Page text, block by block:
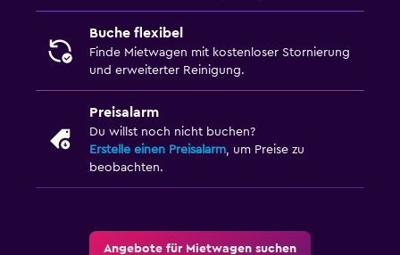
Buche flexibel
Finde Mietwagen mit kostenloser Stornierung
und erweiterter Reinigung.
Preisalarm
Du willst noch nicht buchen?
Erstelle einen Preisalarm, um Preise zu
beobachten.
Angebote für Mietwagen suchen